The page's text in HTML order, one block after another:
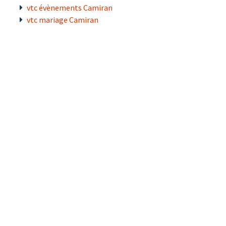
vtc évènements Camiran
vtc mariage Camiran